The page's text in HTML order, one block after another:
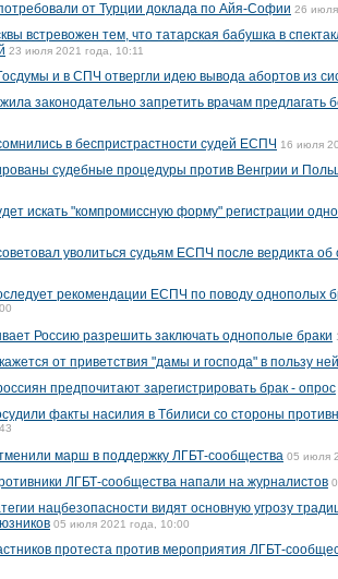
от Турции доклада по Айя-Софии 26
встревожен тем, что татарская бабушка в
23 июля 2021 года, 10:11
и в СПЧ отвергли идею вывода абортов из
законодательно запретить врачам предлагать
в беспристрастности судей ЕСПЧ 16 июля
судебные процедуры против Венгрии и
искать "компромиссную форму" регистрации
уволиться судьям ЕСПЧ после вердикта
рекомендации ЕСПЧ по поводу однополых
Россию разрешить заключать однополые браки
от приветствия "дамы и господа" в пользу
предпочитают зарегистрировать брак - опрос
факты насилия в Тбилиси со стороны
марш в поддержку ЛГБТ-сообщества 05 июля
ЛГБТ-сообщества напали на журналистов
нацбезопасности видят основную угрозу
05 июля 2021 года, 10:00
протеста против мероприятия ЛГБТ-